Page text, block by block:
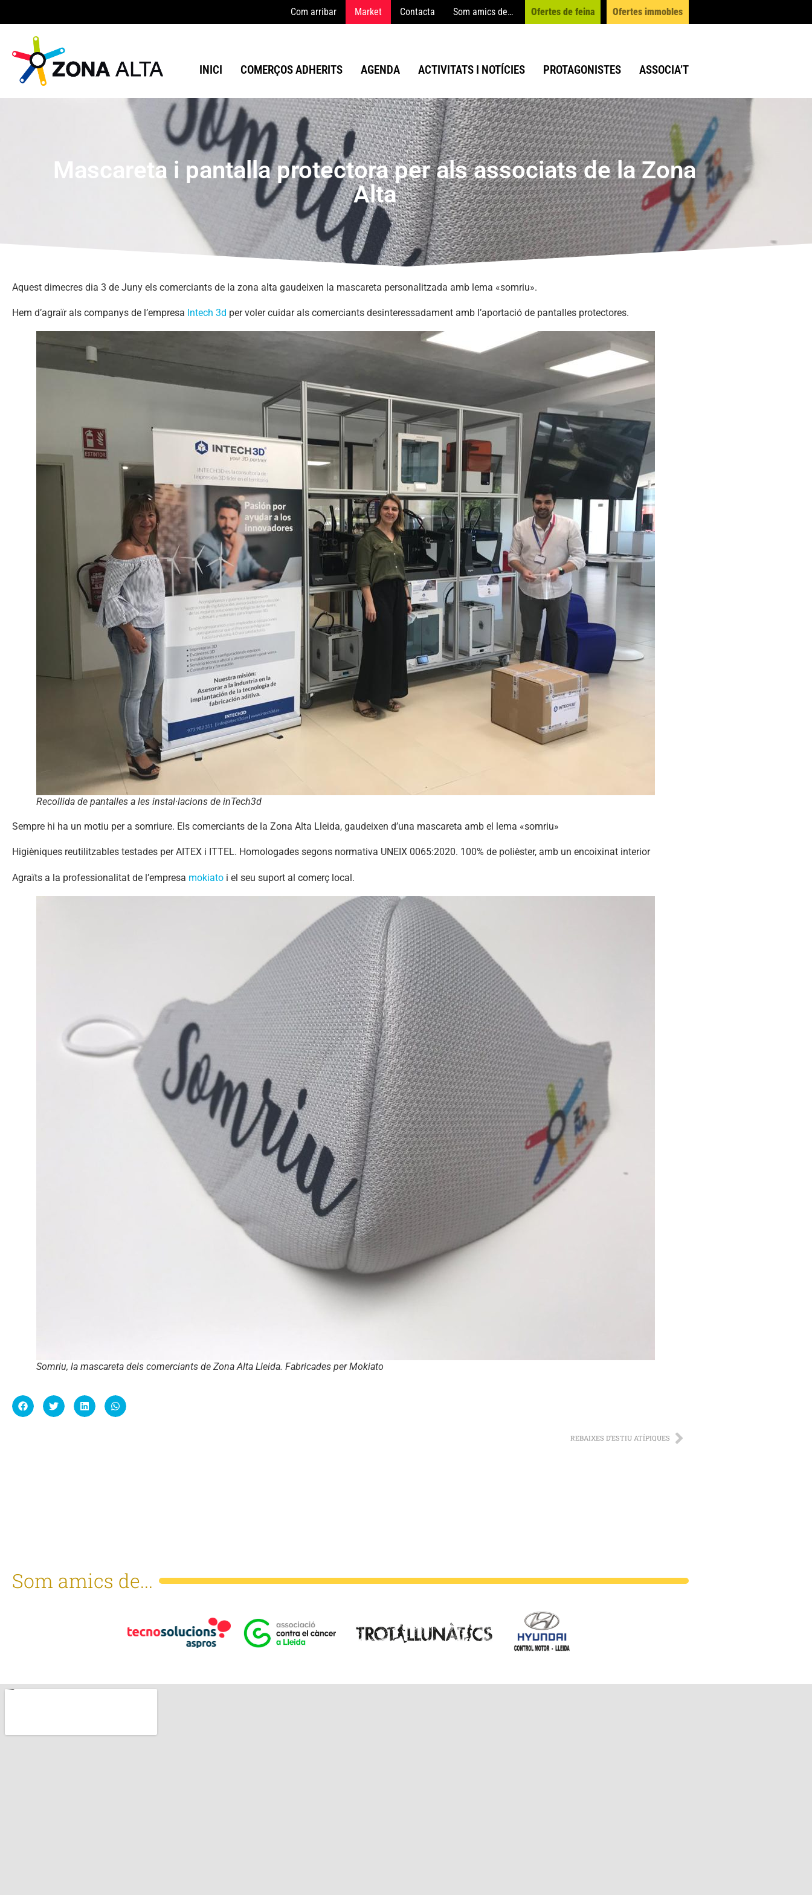
Com arribar Market Contacta Som amics de… Ofertes de feina Ofertes immobles
INICI COMERÇOS ADHERITS AGENDA ACTIVITATS I NOTÍCIES PROTAGONISTES ASSOCIA’T
Mascareta i pantalla protectora per als associats de la Zona
Alta
Aquest dimecres dia 3 de Juny els comerciants de la zona alta gaudeixen la mascareta personalitzada amb lema «somriu».
Hem d’agraïr als companys de l’empresa Intech 3d per voler cuidar als comerciants desinteressadament amb l’aportació de pantalles protectores.
Recollida de pantalles a les instal·lacions de inTech3d
Sempre hi ha un motiu per a somriure. Els comerciants de la Zona Alta Lleida, gaudeixen d’una mascareta amb el lema «somriu»
Higièniques reutilitzables testades per AITEX i ITTEL. Homologades segons normativa UNEIX 0065:2020. 100% de polièster, amb un encoixinat interior
Agraïts a la professionalitat de l’empresa mokiato i el seu suport al comerç local.
Somriu, la mascareta dels comerciants de Zona Alta Lleida. Fabricades per Mokiato
REBAIXES D’ESTIU ATÍPIQUES
Som amics de...